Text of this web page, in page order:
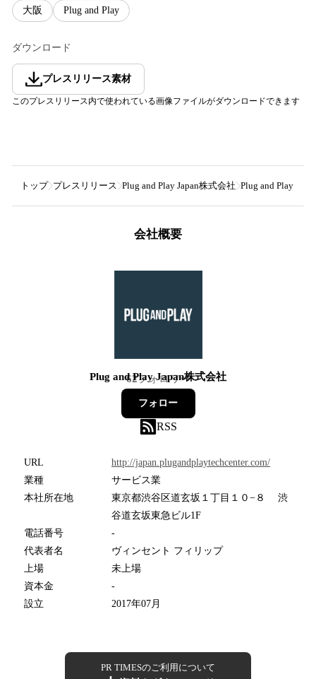
大阪 Plug and Play
ダウンロード
プレスリリース素材
このプレスリリース内で使われている画像ファイルがダウンロードできます
トップ プレスリリース Plug and Play Japan株式会社 Plug and Play
会社概要
Plug and Play Japan株式会社
62フォロワー
フォロー
RSS
URL
http://japan.plugandplaytechcenter.com/
業種
サービス業
本社所在地
東京都渋谷区道玄坂１丁目１０−８ 渋
谷道玄坂東急ビル1F
電話番号
-
代表者名
ヴィンセント フィリップ
上場
未上場
資本金
-
設立
2017年07月
PR TIMESのご利用について